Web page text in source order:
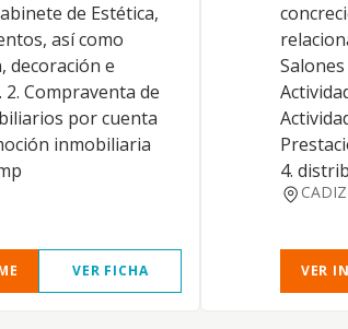
de Estética,
así como
decoración e
Compraventa de
por cuenta
inmobiliaria
VER FICHA
4.
CADIZ
VER